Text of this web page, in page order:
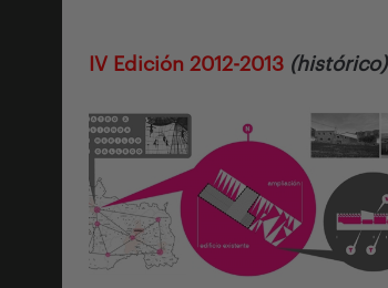
IV Edición 2012-2013 (histórico)